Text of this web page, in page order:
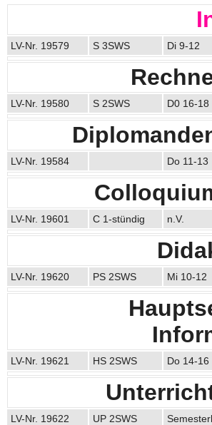
LV-Nr. 19579 S 3SWS Di 9-12
LV-Nr. 19580 S 2SWS D0 16-18
LV-Nr. 19584 Do 11-13
LV-Nr. 19601 C 1-stündig n.V.
LV-Nr. 19620 PS 2SWS Mi 10-12
LV-Nr. 19621 HS 2SWS Do 14-16
LV-Nr. 19622 UP 2SWS